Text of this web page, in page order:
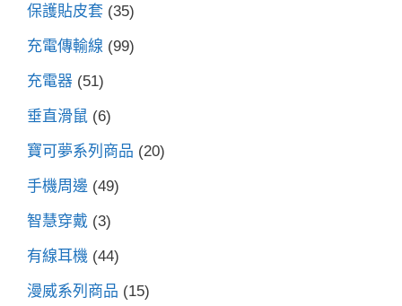
保護貼皮套 (35)
充電傳輸線 (99)
充電器 (51)
垂直滑鼠 (6)
寶可夢系列商品 (20)
手機周邊 (49)
智慧穿戴 (3)
有線耳機 (44)
漫威系列商品 (15)